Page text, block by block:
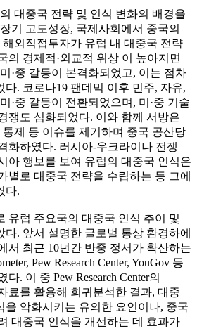
대중국 전략 및 인식 변화의 배경을
기 고도성장, 국제사회에서 중국의
외직접투자가 유럽 내 대중국 전략
의 경제적·외교적 위상 이 높아지면
·중 갈등이 본격화되었고, 이는 점차
다. 코로나19 팬데믹 이후 민주, 자유,
·중 갈등이 전환되었으며, 미·중 기술
쟁도 심화되었다. 이와 함께 서방은
제 등 이슈를 제기하며 중국 공산당
화하였다. 러시아-우크라이나 전쟁
아 행보를 보여 유럽의 대중국 인식은
별로 대중국 전략을 수립하는 등 그에
다.
유럽 주요국의 대중국 인식 추이 및
다. 앞서 설명한 글로벌 통상 환경하에
서 최근 10년간 반중 정서가 확산하는
Pew Research Center, YouGov 등
. 이 중 Pew Research Center의
료를 활용해 회귀분석한 결과, 대중
을 악화시키는 유의한 요인이나, 중국
대중국 인식을 개선하는 데 효과가